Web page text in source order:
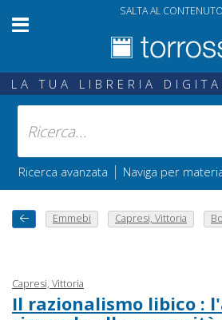
SALTA AL
LA TUA LIBRERIA
Ricerca avanzata | Naviga per
Emmebi Capresi, Vittoria
Capresi, Vittoria
Il razionalismo libico :